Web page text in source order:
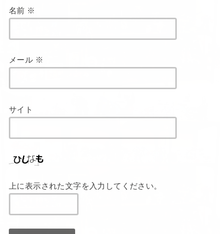
名前 ※
メール ※
サイト
上に表示された文字を入力してください。